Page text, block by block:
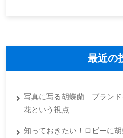
最近の
写真に写る胡蝶蘭｜ブラン
花という視点
知っておきたい！ロビーに